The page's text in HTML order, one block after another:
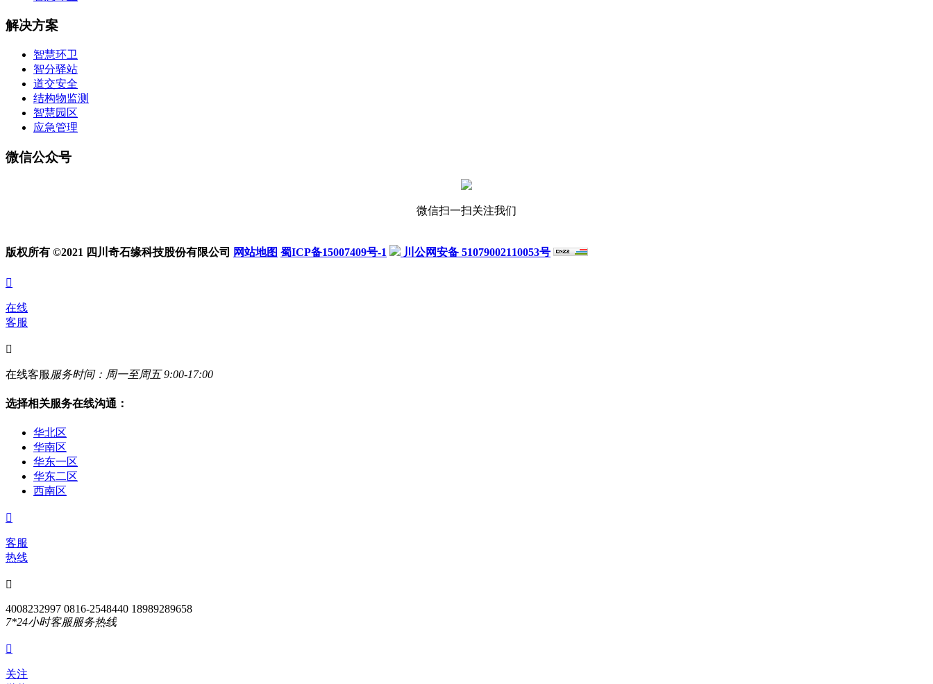
解决方案
智慧环卫
智分驿站
道交安全
结构物监测
智慧园区
应急管理
微信公众号
微信扫一扫关注我们
版权所有 ©2021 四川奇石缘科技股份有限公司 网站地图 蜀ICP备15007409号-1 川公网安备 51079002110053号

在线
客服

在线客服 服务时间：周一至周五 9:00-17:00
选择相关服务在线沟通：
华北区
华南区
华东一区
华东二区
西南区

客服
热线

4008232997 0816-2548440 18989289658
7*24小时客服服务热线

关注